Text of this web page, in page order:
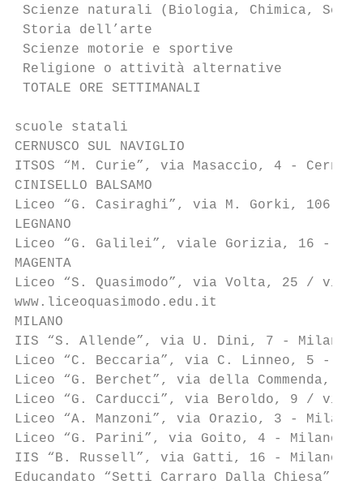
Scienze naturali (Biologia,
Storia dell’arte
Scienze motorie e sportive
Religione o attività alternative
TOTALE ORE SETTIMANALI
scuole statali
CERNUSCO SUL NAVIGLIO
ITSOS “M. Curie”, via Masaccio, 4 -
CINISELLO BALSAMO
Liceo “G. Casiraghi”, via M. Gorki, 106 -
LEGNANO
Liceo “G. Galilei”, viale Gorizia, 16 -
MAGENTA
Liceo “S. Quasimodo”, via Volta, 25 / via
www.liceoquasimodo.edu.it
MILANO
IIS “S. Allende”, via U. Dini, 7 - Milano,
Liceo “C. Beccaria”, via C. Linneo, 5 -
Liceo “G. Berchet”, via della Commenda,
Liceo “G. Carducci”, via Beroldo, 9 / via
Liceo “A. Manzoni”, via Orazio, 3 -
Liceo “G. Parini”, via Goito, 4 - Milano,
IIS “B. Russell”, via Gatti, 16 - Milano,
Educandato “Setti Carraro Dalla Chiesa”,